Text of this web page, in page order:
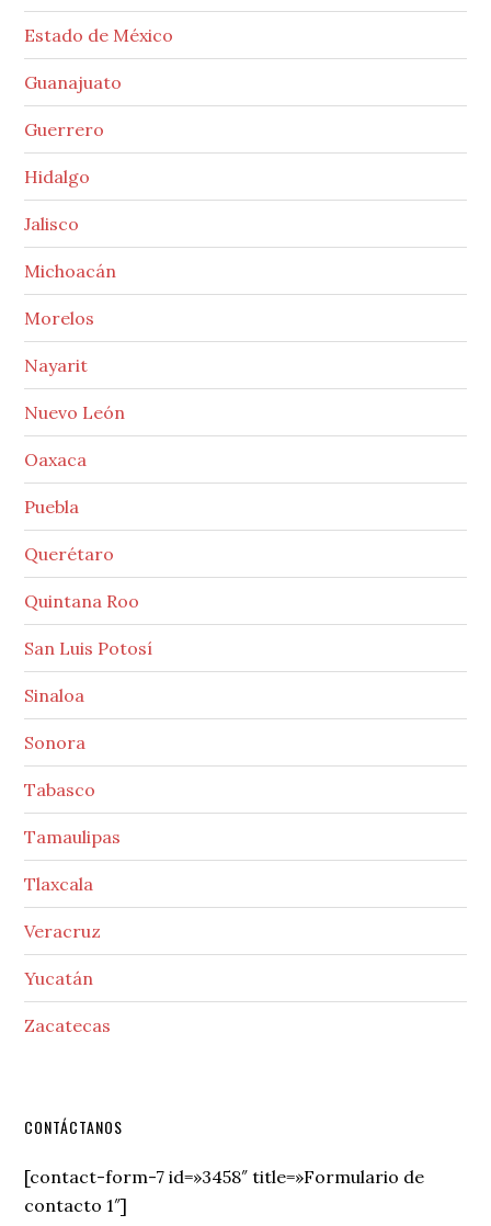
Estado de México
Guanajuato
Guerrero
Hidalgo
Jalisco
Michoacán
Morelos
Nayarit
Nuevo León
Oaxaca
Puebla
Querétaro
Quintana Roo
San Luis Potosí
Sinaloa
Sonora
Tabasco
Tamaulipas
Tlaxcala
Veracruz
Yucatán
Zacatecas
Secondary
Sidebar
CONTÁCTANOS
[contact-form-7 id=»3458″ title=»Formulario de
contacto 1″]